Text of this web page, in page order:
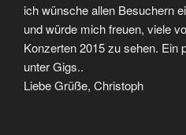
ich wünsche allen Besuchern
und würde mich freuen, viele
Konzerten 2015 zu sehen. Ein
unter Gigs..
Liebe Grüße, Christoph